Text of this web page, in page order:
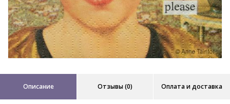
Описание Отзывы (0) Оплата и доставка